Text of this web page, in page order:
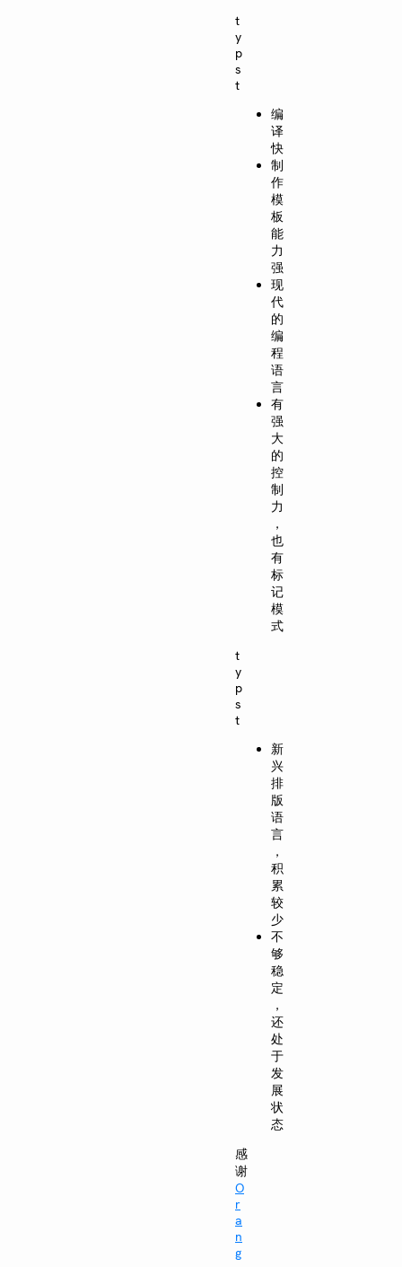
t
y
p
s
t
编
译
快
制
作
模
板
能
力
强
现
代
的
编
程
语
言
有
强
大
的
控
制
力
，
也
有
标
记
模
式
t
y
p
s
t
新
兴
排
版
语
言
，
积
累
较
少
不
够
稳
定
，
还
处
于
发
展
状
态
感
谢
O
r
a
n
g